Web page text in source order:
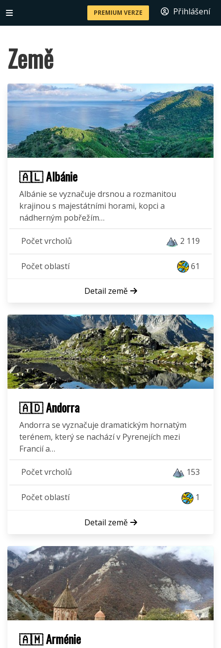
PREMIUM VERZE Přihlášení
Země
🇦🇱 Albánie
Albánie se vyznačuje drsnou a rozmanitou
krajinou s majestátními horami, kopci a
nádherným pobřežím…
Počet vrcholů 2 119
Počet oblastí 61
Detail země
🇦🇩 Andorra
Andorra se vyznačuje dramatickým hornatým
terénem, který se nachází v Pyrenejích mezi
Francií a…
Počet vrcholů 153
Počet oblastí 1
Detail země
🇦🇲 Arménie